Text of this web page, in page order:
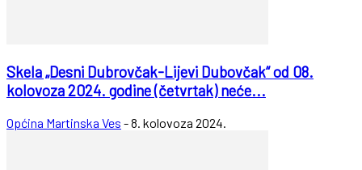
Skela „Desni Dubrovčak-Lijevi Dubovčak“ od 08.
kolovoza 2024. godine (četvrtak) neće...
Općina Martinska Ves -8. kolovoza 2024.